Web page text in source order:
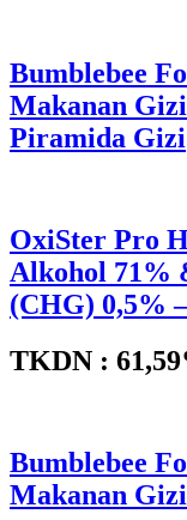
Bumblebee
Makanan
Piramida Gizi
OxiSter Pro
Alkohol 71%
(CHG) 0,5%
TKDN :
Bumblebee
Makanan